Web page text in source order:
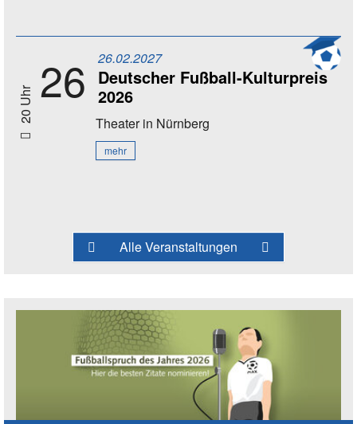
20 Uhr 26 26.02.2027
Deutscher Fußball-Kulturpreis
2026
Theaterin Nürnberg
mehr
Alle Veranstaltungen